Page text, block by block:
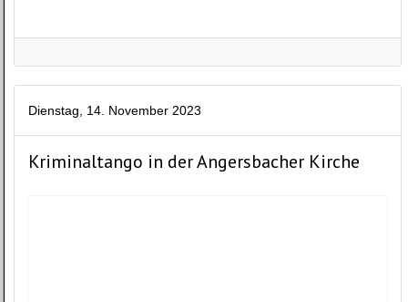
Dienstag, 14. November 2023
Kriminaltango in der Angersbacher Kirche